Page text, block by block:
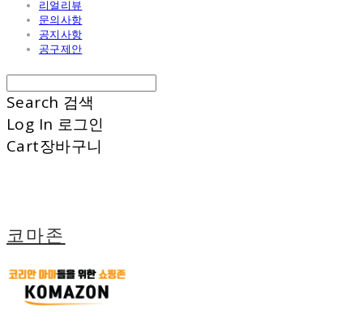
리얼리뷰
문의사항
공지사항
공구제안
Search 검색
Log In 로그인
Cart장바구니
코마존